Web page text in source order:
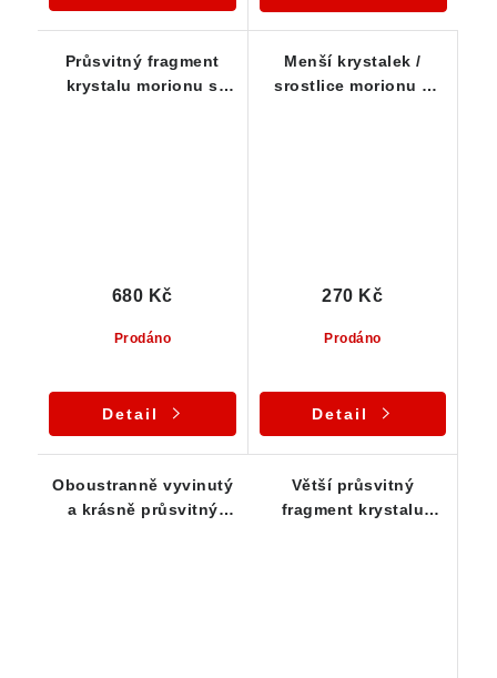
Průsvitný fragment
krystalu morionu s
Prodáno
680 Kč
Detail
Menší krystalek /
srostlice morionu s
Prodáno
270 Kč
Detail
Oboustranně vyvinutý
a krásně průsvitný
Větší průsvitný
fragment krystalu